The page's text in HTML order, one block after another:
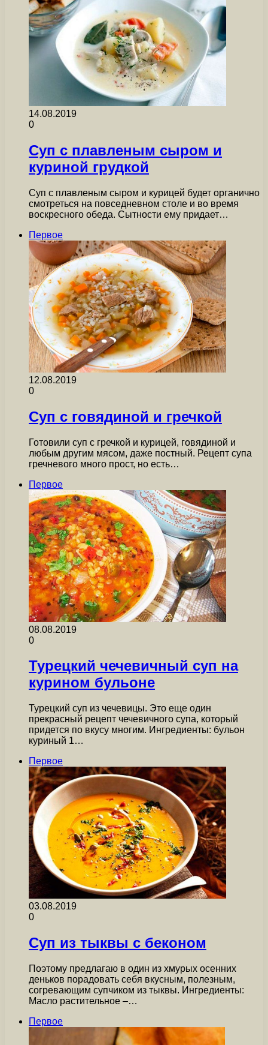
14.08.2019
0
Суп с плавленым сыром и
куриной грудкой
Суп с плавленым сыром и курицей будет органично
смотреться на повседневном столе и во время
воскресного обеда. Сытности ему придает…
Первое
12.08.2019
0
Суп с говядиной и гречкой
Готовили суп с гречкой и курицей, говядиной и
любым другим мясом, даже постный. Рецепт супа
гречневого много прост, но есть…
Первое
08.08.2019
0
Турецкий чечевичный суп на
курином бульоне
Турецкий суп из чечевицы. Это еще один
прекрасный рецепт чечевичного супа, который
придется по вкусу многим. Ингредиенты: бульон
куриный 1…
Первое
03.08.2019
0
Суп из тыквы с беконом
Поэтому предлагаю в один из хмурых осенних
деньков порадовать себя вкусным, полезным,
согревающим супчиком из тыквы. Ингредиенты:
Масло растительное –…
Первое